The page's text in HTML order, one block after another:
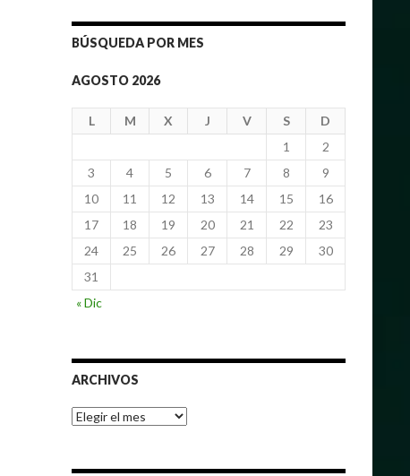
BÚSQUEDA POR MES
AGOSTO 2026
L M X J V S
D
1
2
3
4 5 6 7 8
9
10
11 12 13 14 15
16
17
18 19 20 21 22
23
24
25 26 27 28 29
30
31
« Dic
ARCHIVOS
Archivos